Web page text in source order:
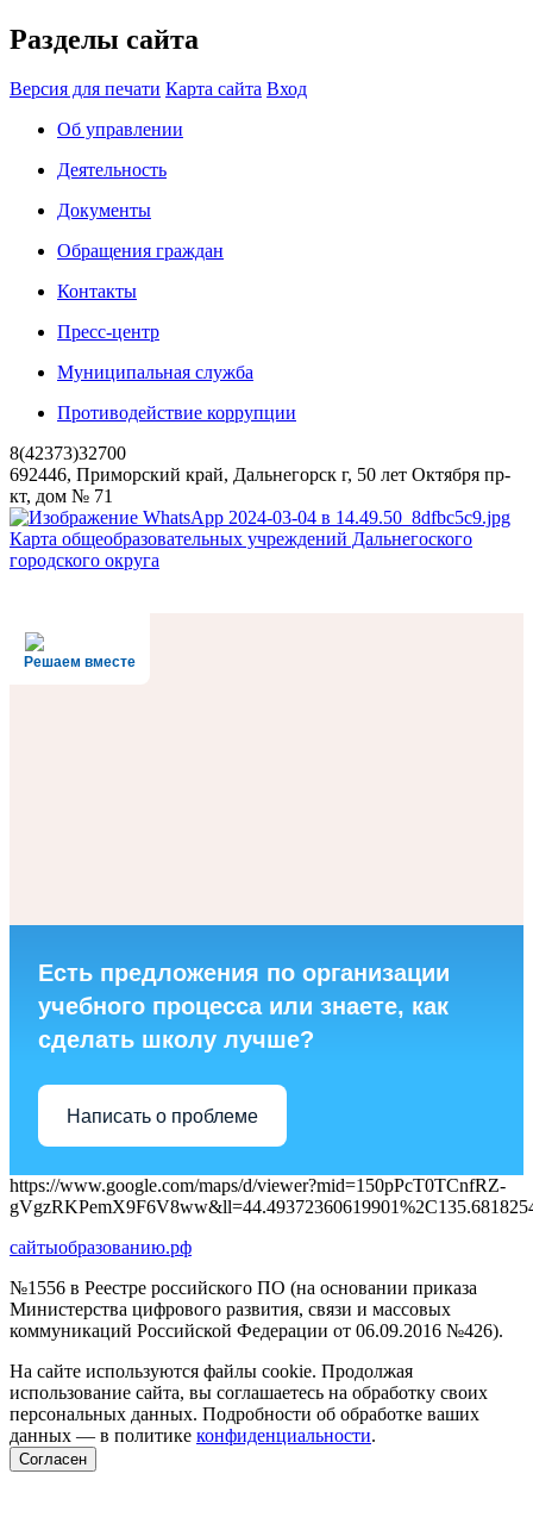
Разделы сайта
Версия для печати Карта сайта Вход
Об управлении
Деятельность
Документы
Обращения граждан
Контакты
Пресс-центр
Муниципальная служба
Противодействие коррупции
8(42373)32700
692446, Приморский край, Дальнегорск г, 50 лет Октября пр-
кт, дом № 71
Карта общеобразовательных учреждений Дальнегоского
городского округа
Решаем вместе
Есть предложения по организации
учебного процесса или знаете, как
сделать школу лучше?
Написать о проблеме
https://www.google.com/maps/d/viewer?mid=150pPcT0TCnfRZ-
сайтыобразованию.рф
№1556 в Реестре российского ПО (на основании приказа
Министерства цифрового развития, связи и массовых
коммуникаций Российской Федерации от 06.09.2016 №426).
На сайте используются файлы cookie. Продолжая
использование сайта, вы соглашаетесь на обработку своих
персональных данных. Подробности об обработке ваших
данных — в политике конфиденциальности.
Согласен